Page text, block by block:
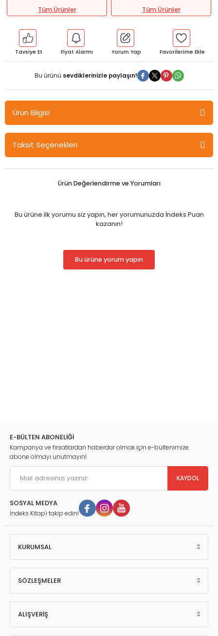
Tüm Ürünler
Tüm Ürünler
Tavsiye Et Fiyat Alarmı Yorum Yap
Bu ürünü sevdiklerinizle paylaşın!
Ürün Bilgisi
Benim Hocam YDT İngilizce Taktiklerle Skills Konu Anlatımı - Murat
Gültekin, Osman Yunus Özer Benim Hocam Yayınları
Taksit Seçenekleri
Ürün Değerlendirme ve Yorumları
Bu ürüne ilk yorumu siz yapın, her yorumunuzda İndeks Puan
kazanın!
Bu ürüne yorum yapın
E-BÜLTEN ABONELİĞİ
Kampanya ve fırsatlardan haberdar olmak için e-bültenimize
abone olmayı unutmayın!
KAYDOL
SOSYAL MEDYA
İndeks Kitap'ı takip edin!
KURUMSAL
SÖZLEŞMELER
ALIŞVERİŞ